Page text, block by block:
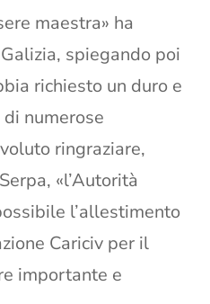
maestra» ha
spiegando poi
richiesto un duro e
numerose
ringraziare,
«l’Autorità
l’allestimento
Cariciv per il
importante e